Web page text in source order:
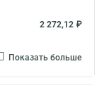
2 272,12 ₽
Показать больше